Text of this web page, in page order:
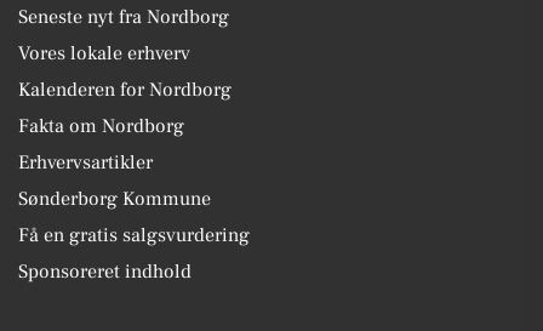
Seneste nyt fra Nordborg
Vores lokale erhverv
Kalenderen for Nordborg
Fakta om Nordborg
Erhvervsartikler
Sønderborg Kommune
Få en gratis salgsvurdering
Sponsoreret indhold